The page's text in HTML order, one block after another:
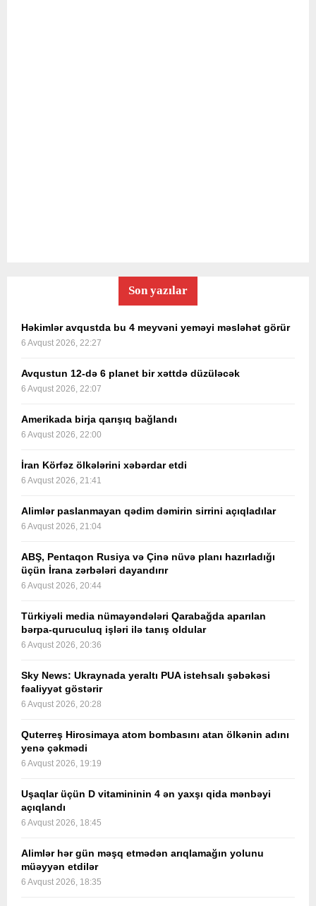
Son yazılar
Həkimlər avqustda bu 4 meyvəni yeməyi məsləhət görür
6 Avqust 2026, 22:27
Avqustun 12-də 6 planet bir xəttdə düzüləcək
6 Avqust 2026, 22:07
Amerikada birja qarışıq bağlandı
6 Avqust 2026, 22:00
İran Körfəz ölkələrini xəbərdar etdi
6 Avqust 2026, 21:41
Alimlər paslanmayan qədim dəmirin sirrini açıqladılar
6 Avqust 2026, 21:04
ABŞ, Pentaqon Rusiya və Çinə nüvə planı hazırladığı
üçün İrana zərbələri dayandırır
6 Avqust 2026, 20:44
Türkiyəli media nümayəndələri Qarabağda aparılan
bərpa-quruculuq işləri ilə tanış oldular
6 Avqust 2026, 20:36
Sky News: Ukraynada yeraltı PUA istehsalı şəbəkəsi
fəaliyyət göstərir
6 Avqust 2026, 20:28
Quterreş Hirosimaya atom bombasını atan ölkənin adını
yenə çəkmədi
6 Avqust 2026, 19:19
Uşaqlar üçün D vitamininin 4 ən yaxşı qida mənbəyi
açıqlandı
6 Avqust 2026, 18:45
Alimlər hər gün məşq etmədən arıqlamağın yolunu
müəyyən etdilər
6 Avqust 2026, 18:35